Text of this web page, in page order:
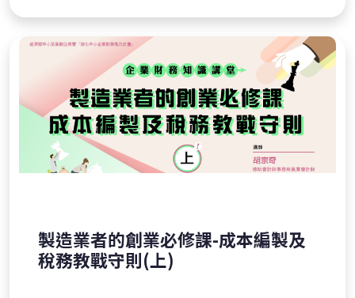
製造業者的創業必修課-成本編製及
稅務教戰守則(上)